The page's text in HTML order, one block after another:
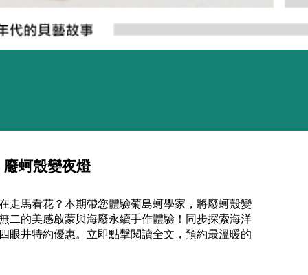
蚵殼變夜燈
走馬看花？本期帶您體驗菊島蚵學家，將廢蚵殼變
二的美感啟蒙與海廢永續手作體驗！同步探索海洋
眼井特約優惠。立即點擊閱讀全文，預約最溫暖的